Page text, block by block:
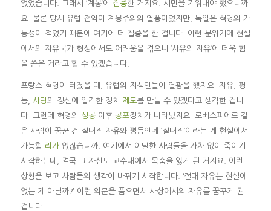
없었습니다. 그래서 ‘계몽’에 집중한 거지요. 시민을 키워내야 했으니까
요. 물론 당시 유럽 전역이 계몽주의의 열풍이었지만, 독일은 혁명의 가
능성이 적었기 때문에 여기에 더 집중을 한 겁니다. 이런 분위기에 현실
에서의 자유국가 형성에서도 어려움을 겪으니 ‘사유의 자유’에 더욱 힘
을 쏟은 거라고 할 수 있겠습니다.
프랑스 혁명이 터졌을 때, 유럽의 지식인들이 열광을 했지요. 자유, 평
등,
사랑의 정신에 입각한 정치 제도를 만들 수 있겠다고 생각한 겁니
다. 그런데 혁명의
성공이후 공포정치가 나타났지요. 로베스피에르 같
은 사람이 꿈꾼 건 절대적 자유와 평등인데 ‘절대적’이라는 게 현실에서
가능할 리가없잖습니까. 여기에서 이탈한 사람들을 가차 없이 죽이기
시작하는데, 결국 그 자신도 교수대에서 목숨을 잃게 된 거지요. 이런
상황을 보고 사람들의 생각이 바뀌기 시작합니다. ‘절대 자유는 현실에
없는 게 아닐까?’ 이런 의문을 품으면서 사상에서의 자유를 꿈꾸게 된
겁니다.